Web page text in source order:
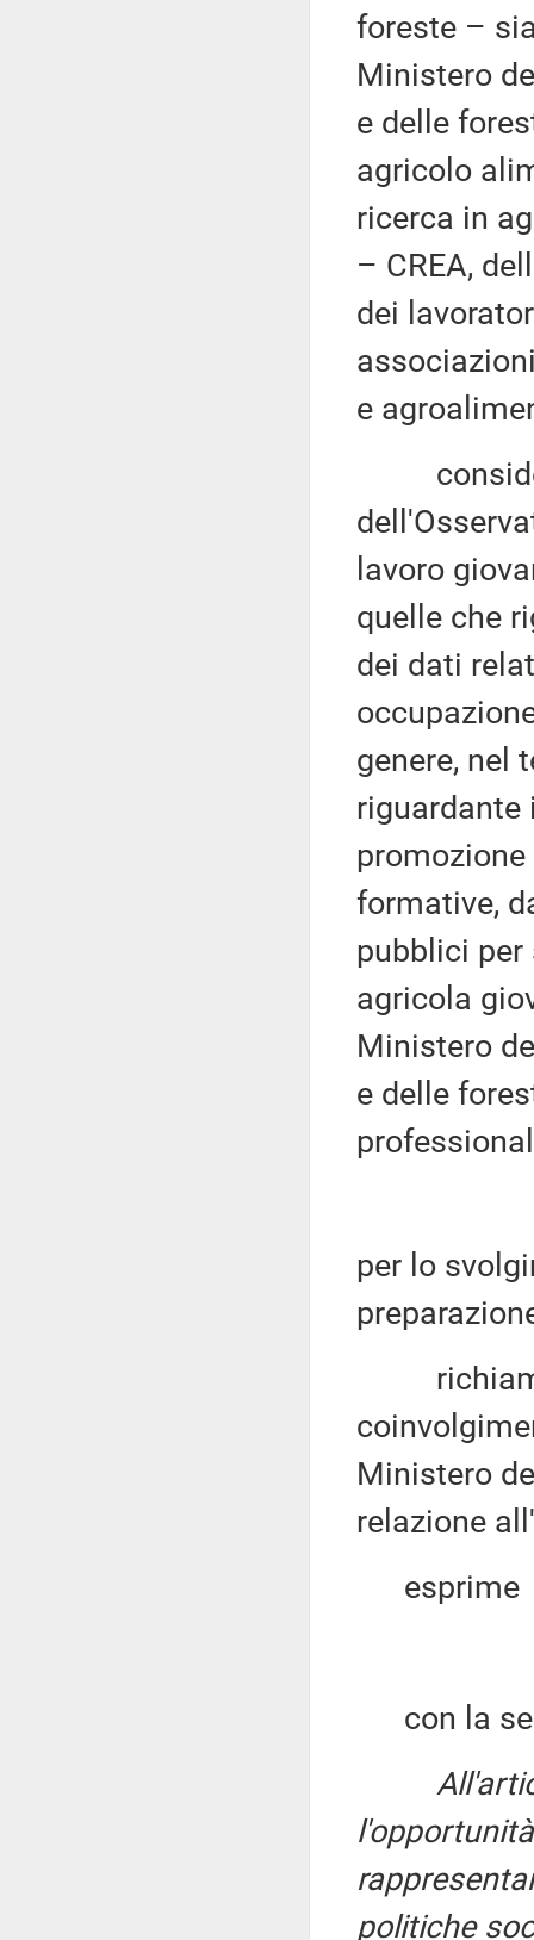
foreste –
Ministero
e delle
agricolo
ricerca in
– CREA,
dei
e
lavoro
quelle che
dei dati
genere, nel
riguardante
formative,
pubblici
agricola
Ministero
e delle
per lo
Ministero
relazione
esprime
con la
politiche